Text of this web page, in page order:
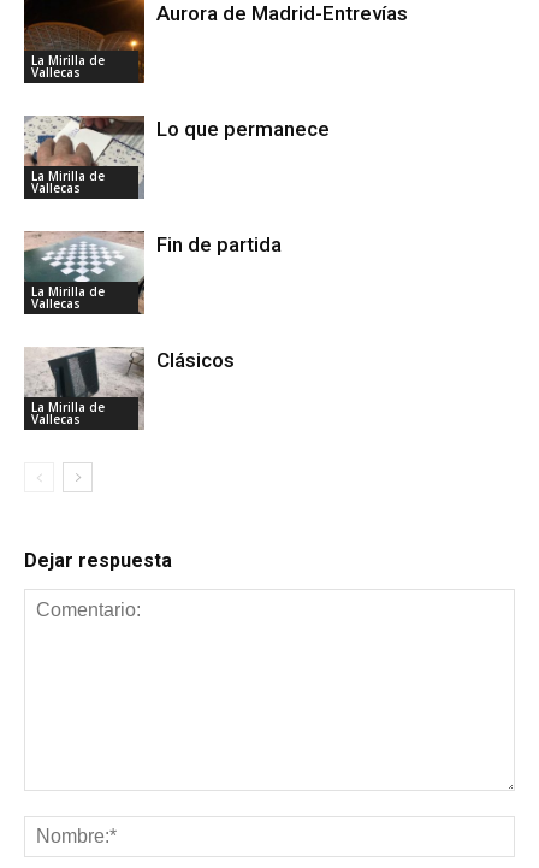
La Mirilla de
Vallecas
Aurora de Madrid-Entrevías
La Mirilla de
Vallecas
Lo que permanece
La Mirilla de
Vallecas
Fin de partida
La Mirilla de
Vallecas
Clásicos
Dejar respuesta